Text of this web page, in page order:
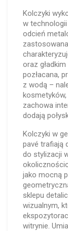
Kolczyki
w technologii
odcień
oraz
pozłacana,
z wodą –
kosmetyków,
zachowa
dodają
Kolczyki w
pavé trafiają
do stylizacji
jako mocną
sklepu
wizualnym,
witrynie.